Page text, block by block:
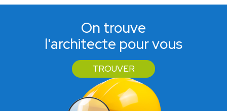
On trouve
l'architecte pour vous
TROUVER